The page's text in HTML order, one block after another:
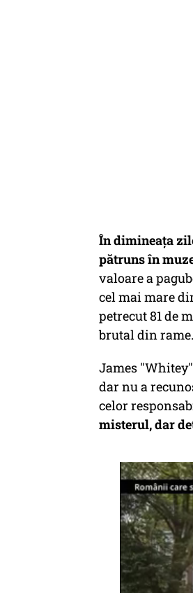
În dimineața
pătruns în
valoare a
cel mai mare
petrecut 81 de
brutal din rame.
James
dar nu a
celor
misterul, dar